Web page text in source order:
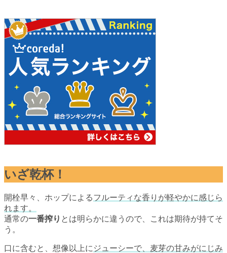
いざ乾杯！
開栓早々、ホップによるフルーティな香りが軽やかに感じら
れます。
通常の一番搾り とは明らかに違うので、これは期待が持てそ
う。
口に含むと、想像以上に ジューシーで、麦芽の甘みがにじみ